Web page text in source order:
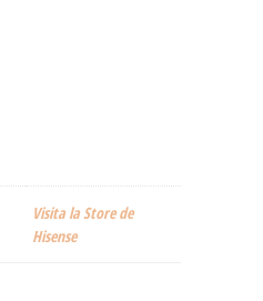
Visita la Store de
Hisense